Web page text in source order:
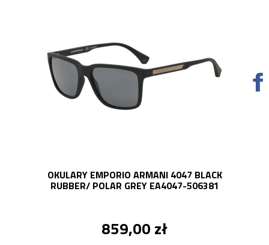
OKULARY EMPORIO ARMANI 4047 BLACK
RUBBER/ POLAR GREY EA4047-506381
859,00 zł